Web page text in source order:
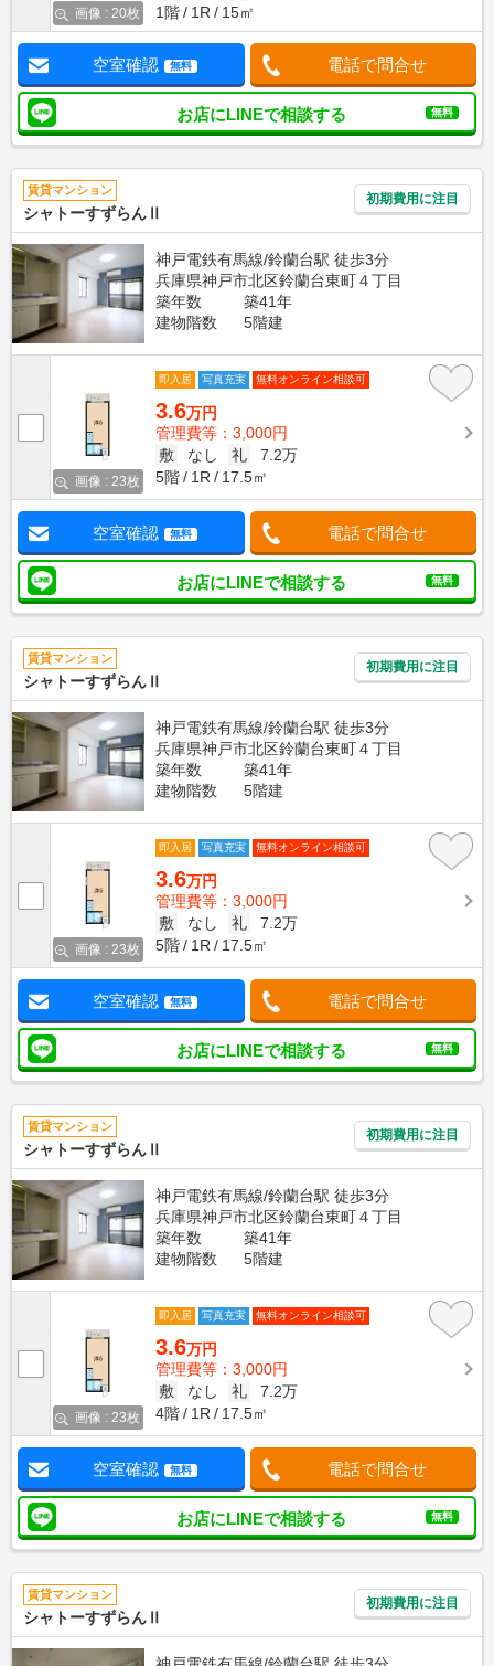
画像 : 20枚
1階
1R 15㎡
空室確認 無料 電話で問合せ
お店にLINEで相談する 無料
賃貸マンション
シャトーすずらんⅡ
初期費用に注目
神戸電鉄有馬線/鈴蘭台駅 徒歩3分
兵庫県神戸市北区鈴蘭台東町４丁目
築年数
築41年
建物階数
5階建
画像 : 23枚
即入居 写真充実 無料オンライン相談可
3.6万円
管理費等：3,000円
敷
なし 礼
7.2万
5階
1R 17.5㎡
空室確認 無料 電話で問合せ
お店にLINEで相談する 無料
賃貸マンション
シャトーすずらんⅡ
初期費用に注目
神戸電鉄有馬線/鈴蘭台駅 徒歩3分
兵庫県神戸市北区鈴蘭台東町４丁目
築年数
築41年
建物階数
5階建
画像 : 23枚
即入居 写真充実 無料オンライン相談可
3.6万円
管理費等：3,000円
敷
なし 礼
7.2万
5階
1R 17.5㎡
空室確認 無料 電話で問合せ
お店にLINEで相談する 無料
賃貸マンション
シャトーすずらんⅡ
初期費用に注目
神戸電鉄有馬線/鈴蘭台駅 徒歩3分
兵庫県神戸市北区鈴蘭台東町４丁目
築年数
築41年
建物階数
5階建
画像 : 23枚
即入居 写真充実 無料オンライン相談可
3.6万円
管理費等：3,000円
敷
なし 礼
7.2万
4階
1R 17.5㎡
空室確認 無料 電話で問合せ
お店にLINEで相談する 無料
賃貸マンション
シャトーすずらんⅡ
初期費用に注目